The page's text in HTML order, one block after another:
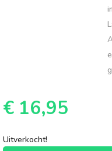
€ 16,95
Uitverkocht!